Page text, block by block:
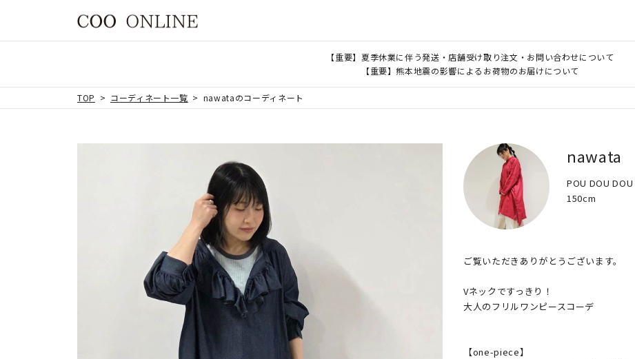
【重要】夏季休業に伴う発送・店舗受け取り注文・お問い合わせについて
【重要】熊本地震の影響によるお荷物のお届けについて
TOP コーディネート一覧 nawataのコーディネート
nawata
POU DOU
150cm
ご覧いただきありがとうございます。
​Vネックですっきり！
大人のフリルワンピースコーデ
​【one-piece】